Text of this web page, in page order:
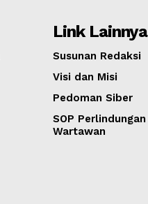
Link Lainnya
Susunan Redaksi
Visi dan Misi
Pedoman Siber
SOP Perlindungan
Wartawan